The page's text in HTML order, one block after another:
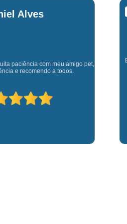
para Cães
para Cachorro São
em Cães
Rosa
trata meus animaizinhos super
doutores que estão sempre
para retirar dúvidas.